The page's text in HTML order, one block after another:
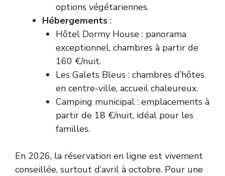
options végétariennes.
Hébergements :
Hôtel Dormy House : panorama
exceptionnel, chambres à partir de
160 €/nuit.
Les Galets Bleus : chambres d’hôtes
en centre-ville, accueil chaleureux.
Camping municipal : emplacements à
partir de 18 €/nuit, idéal pour les
familles.
En 2026, la réservation en ligne est vivement
conseillée, surtout d’avril à octobre. Pour une